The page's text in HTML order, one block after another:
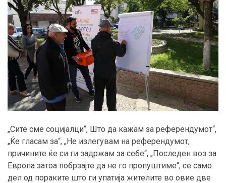
„Сите сме социјалци“, Што да кажам за референдумот“,
„Ќе гласам за“, „Не излегувам на референдумот,
причините ќе си ги задржам за себе“, „Последен воз за
Европа затоа побрзајте да не го пропуштиме“, се само
дел од пораките што ги упатија жителите во овие две